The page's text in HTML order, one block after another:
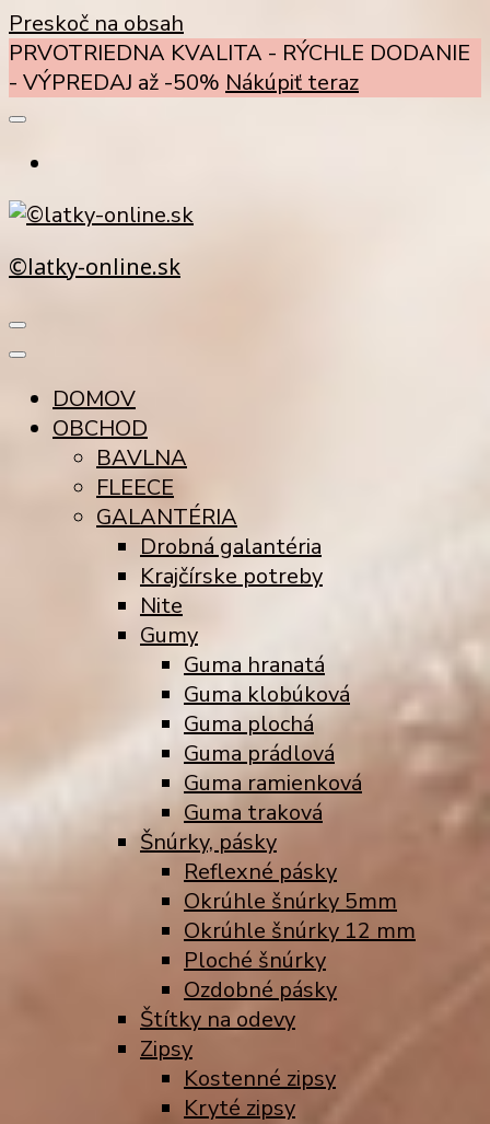
Preskoč na obsah
PRVOTRIEDNA KVALITA - RÝCHLE DODANIE
- VÝPREDAJ až -50% Nákúpiť teraz
©latky-online.sk
DOMOV
OBCHOD
BAVLNA
FLEECE
GALANTÉRIA
Drobná galantéria
Krajčírske potreby
Nite
Gumy
Guma hranatá
Guma klobúková
Guma plochá
Guma prádlová
Guma ramienková
Guma traková
Šnúrky, pásky
Reflexné pásky
Okrúhle šnúrky 5mm
Okrúhle šnúrky 12 mm
Ploché šnúrky
Ozdobné pásky
Štítky na odevy
Zipsy
Kostenné zipsy
Kryté zipsy